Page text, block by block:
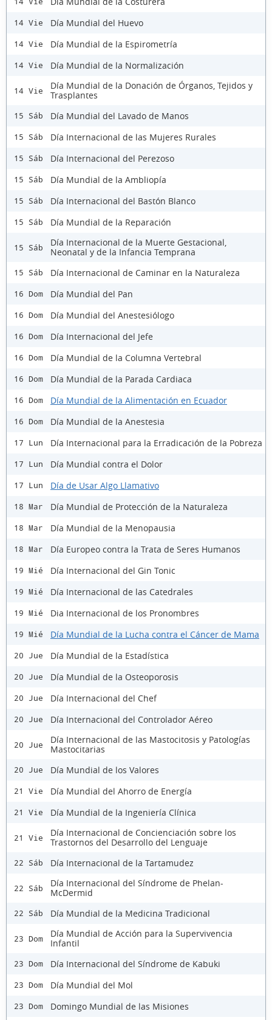
14 Vie Día Mundial del Huevo
14 Vie Día Mundial de la Espirometría
14 Vie Día Mundial de la Normalización
14 Vie
Día Mundial de la Donación de Órganos, Tejidos y
Trasplantes
15 Sáb Día Mundial del Lavado de Manos
15 Sáb Día Internacional de las Mujeres Rurales
15 Sáb Día Internacional del Perezoso
15 Sáb Día Mundial de la Ambliopía
15 Sáb Día Internacional del Bastón Blanco
15 Sáb Día Mundial de la Reparación
15 Sáb
Día Internacional de la Muerte Gestacional,
Neonatal y de la Infancia Temprana
15 Sáb Día Internacional de Caminar en la Naturaleza
16 Dom Día Mundial del Pan
16 Dom Día Mundial del Anestesiólogo
16 Dom Día Internacional del Jefe
16 Dom Día Mundial de la Columna Vertebral
16 Dom Día Mundial de la Parada Cardiaca
16 Dom Día Mundial de la Alimentación en Ecuador
16 Dom Día Mundial de la Anestesia
17 Lun Día Internacional para la Erradicación de la Pobreza
17 Lun Día Mundial contra el Dolor
17 Lun Día de Usar Algo Llamativo
18 Mar Día Mundial de Protección de la Naturaleza
18 Mar Día Mundial de la Menopausia
18 Mar Día Europeo contra la Trata de Seres Humanos
19 Mié Día Internacional del Gin Tonic
19 Mié Día Internacional de las Catedrales
19 Mié Dia Internacional de los Pronombres
19 Mié Día Mundial de la Lucha contra el Cáncer de Mama
20 Jue Día Mundial de la Estadística
20 Jue Día Mundial de la Osteoporosis
20 Jue Día Internacional del Chef
20 Jue Día Internacional del Controlador Aéreo
20 Jue
Día Internacional de las Mastocitosis y Patologías
Mastocitarias
20 Jue Día Mundial de los Valores
21 Vie Día Mundial del Ahorro de Energía
21 Vie Día Mundial de la Ingeniería Clínica
21 Vie
Día Internacional de Concienciación sobre los
Trastornos del Desarrollo del Lenguaje
22 Sáb Día Internacional de la Tartamudez
22 Sáb
Día Internacional del Síndrome de Phelan-
McDermid
22 Sáb Día Mundial de la Medicina Tradicional
23 Dom
Día Mundial de Acción para la Supervivencia
Infantil
23 Dom Día Internacional del Síndrome de Kabuki
23 Dom Día Mundial del Mol
23 Dom Domingo Mundial de las Misiones